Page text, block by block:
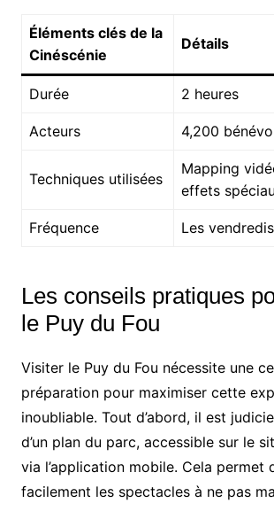
Éléments clés de la
Cinéscénie
Détails
Durée 2 heures
Acteurs 4,200
Techniques utilisées
Mapping
effets
Fréquence Les
Les conseils pratiques
le Puy du Fou
Visiter le Puy du Fou nécessite une
préparation pour maximiser cette
inoubliable. Tout d’abord, il est
d’un plan du parc, accessible sur le
via l’application mobile. Cela permet
facilement les spectacles à ne pas